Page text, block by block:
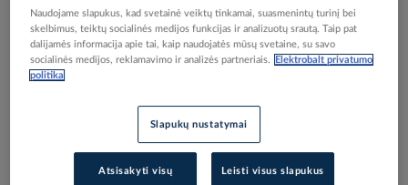
Reali prekė gali skirtis nuo pavaizduotos nuotraukoje
Laikiklis su lentele 30x40 tuščia - SCHNEIDER
Naudojame slapukus, kad svetainė veiktų tinkamai, suasmenintų turinį bei
skelbimus, teiktų socialinės medijos funkcijas ir analizuotų srautą. Taip pat
dalijamės informacija apie tai, kaip naudojatės mūsų svetaine, su savo
socialinės medijos, reklamavimo ir analizės partneriais.
Elektrobalt privatumo
politika
Slapukų nustatymai
Atsisakyti visų Leisti visus slapukus